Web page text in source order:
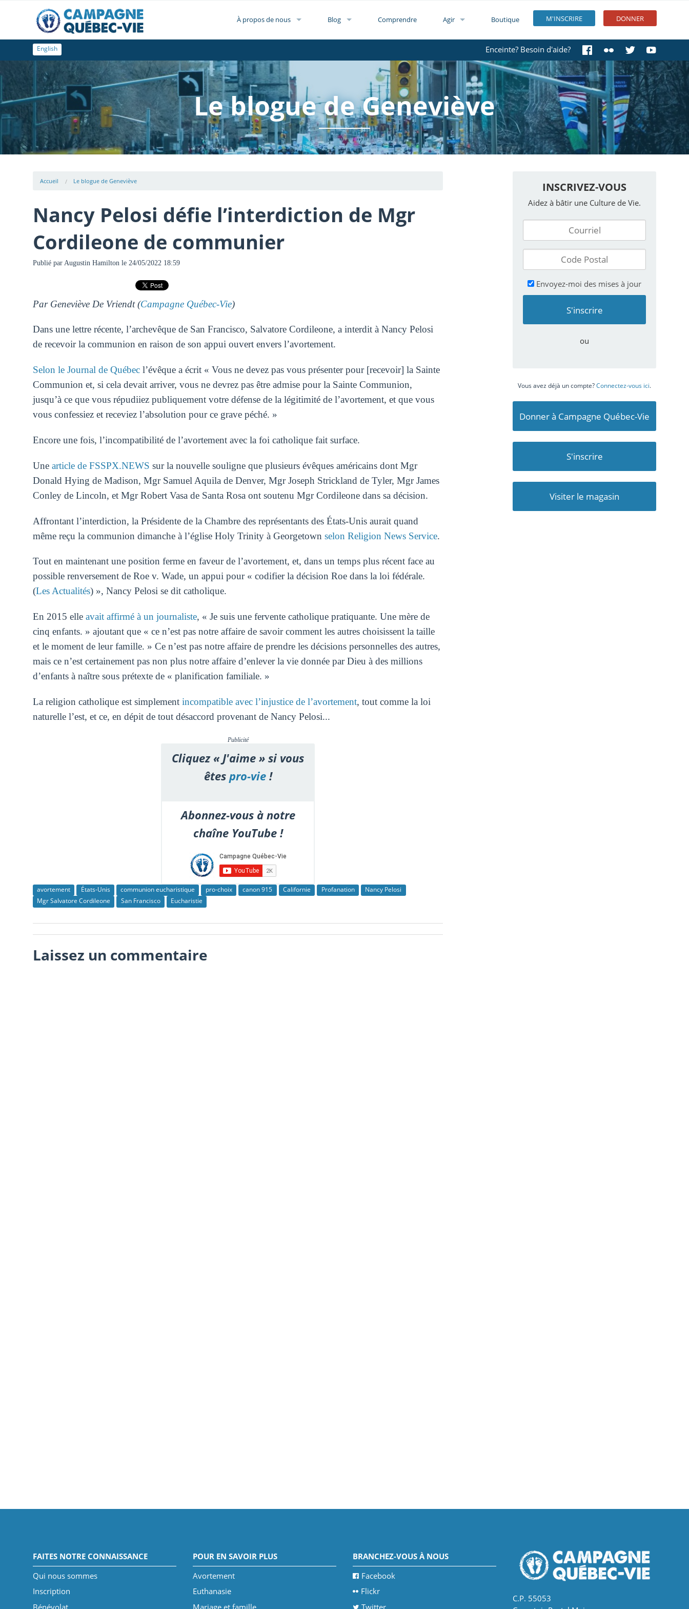
M'INSCRIRE DONNER
À propos de nous Blog Comprendre Agir Boutique
Enceinte? Besoin d'aide?
English
Le blogue de Geneviève
Accueil Le blogue de Geneviève
Nancy Pelosi défie l’interdiction de Mgr
Cordileone de communier
Publié par Augustin Hamiltonle 24/05/2022 18:59
Par Geneviève De Vriendt (Campagne Québec-Vie)
Dans une lettre récente, l’archevêque de San Francisco, Salvatore Cordileone, a interdit à Nancy Pelosi
de recevoir la communion en raison de son appui ouvert envers l’avortement.
Selon le Journal de Québecl’évêque a écrit « Vous ne devez pas vous présenter pour [recevoir] la Sainte
Communion et, si cela devait arriver, vous ne devrez pas être admise pour la Sainte Communion,
jusqu’à ce que vous répudiiez publiquement votre défense de la légitimité de l’avortement, et que vous
vous confessiez et receviez l’absolution pour ce grave péché. »
Encore une fois, l’incompatibilité de l’avortement avec la foi catholique fait surface.
Une article de FSSPX.NEWS sur la nouvelle souligne que plusieurs évêques américains dont Mgr
Donald Hying de Madison, Mgr Samuel Aquila de Denver, Mgr Joseph Strickland de Tyler, Mgr James
Conley de Lincoln, et Mgr Robert Vasa de Santa Rosa ont soutenu Mgr Cordileone dans sa décision.
Affrontant l’interdiction, la Présidente de la Chambre des représentants des États-Unis aurait quand
même reçu la communion dimanche à l’église Holy Trinity à Georgetown selon Religion News Service.
Tout en maintenant une position ferme en faveur de l’avortement, et, dans un temps plus récent face au
possible renversement de Roe v. Wade, un appui pour « codifier la décision Roe dans la loi fédérale.
(Les Actualités) », Nancy Pelosi se dit catholique.
En 2015 elle avait affirmé à un journaliste, « Je suis une fervente catholique pratiquante. Une mère de
cinq enfants. » ajoutant que « ce n’est pas notre affaire de savoir comment les autres choisissent la taille
et le moment de leur famille. » Ce n’est pas notre affaire de prendre les décisions personnelles des autres,
mais ce n’est certainement pas non plus notre affaire d’enlever la vie donnée par Dieu à des millions
d’enfants à naître sous prétexte de « planification familiale. »
La religion catholique est simplement incompatible avec l’injustice de l’avortement, tout comme la loi
naturelle l’est, et ce, en dépit de tout désaccord provenant de Nancy Pelosi...
Publicité
Cliquez « J'aime » si vous
êtespro-vie!
Abonnez-vous à notre
chaîne YouTube !
avortement États-Unis communion eucharistique pro-choix canon 915 Californie Profanation
Nancy Pelosi
Mgr Salvatore Cordileone
San Francisco Eucharistie
Laissez un commentaire
INSCRIVEZ-VOUS
Aidez à bâtir une Culture de Vie.
Envoyez-moi des mises à jour
ou
Vous avez déjà un compte?Connectez-vous ici.
Donner à Campagne Québec-Vie
S'inscrire
Visiter le magasin
FAITES NOTRE CONNAISSANCE
Qui nous sommes
Inscription
Bénévolat
POUR EN SAVOIR PLUS
Avortement
Euthanasie
Mariage et famille
BRANCHEZ-VOUS À NOUS
Facebook
Flickr
Twitter
C.P. 55053